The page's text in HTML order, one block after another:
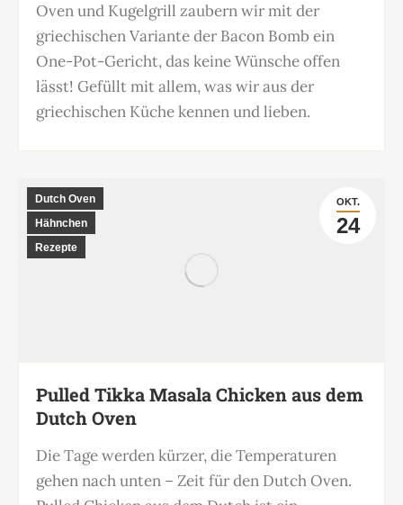
Oven und Kugelgrill zaubern wir mit der
griechischen Variante der Bacon Bomb ein
One-Pot-Gericht, das keine Wünsche offen
lässt! Gefüllt mit allem, was wir aus der
griechischen Küche kennen und lieben.
OKT.
24
Dutch Oven
Hähnchen
Rezepte
Pulled Tikka Masala Chicken aus dem
Dutch Oven
Die Tage werden kürzer, die Temperaturen
gehen nach unten – Zeit für den Dutch Oven.